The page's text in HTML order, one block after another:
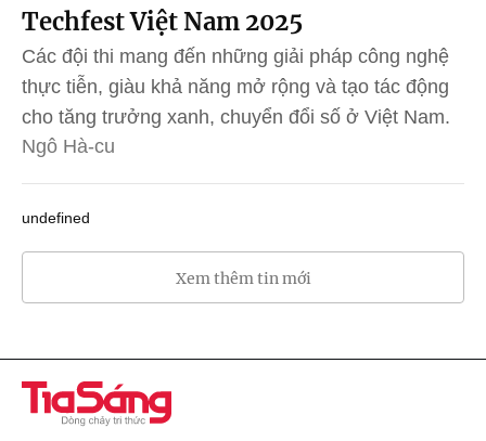
Techfest Việt Nam 2025
Các đội thi mang đến những giải pháp công nghệ
thực tiễn, giàu khả năng mở rộng và tạo tác động
cho tăng trưởng xanh, chuyển đổi số ở Việt Nam.
Ngô Hà-cu
undefined
Xem thêm tin mới